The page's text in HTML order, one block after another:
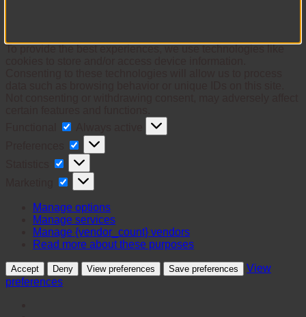
Preferences
Statistics
Marketing
Manage options
Manage services
Manage {vendor_count} vendors
Read more about these purposes
Accept Deny View preferences Save preferences
View
preferences